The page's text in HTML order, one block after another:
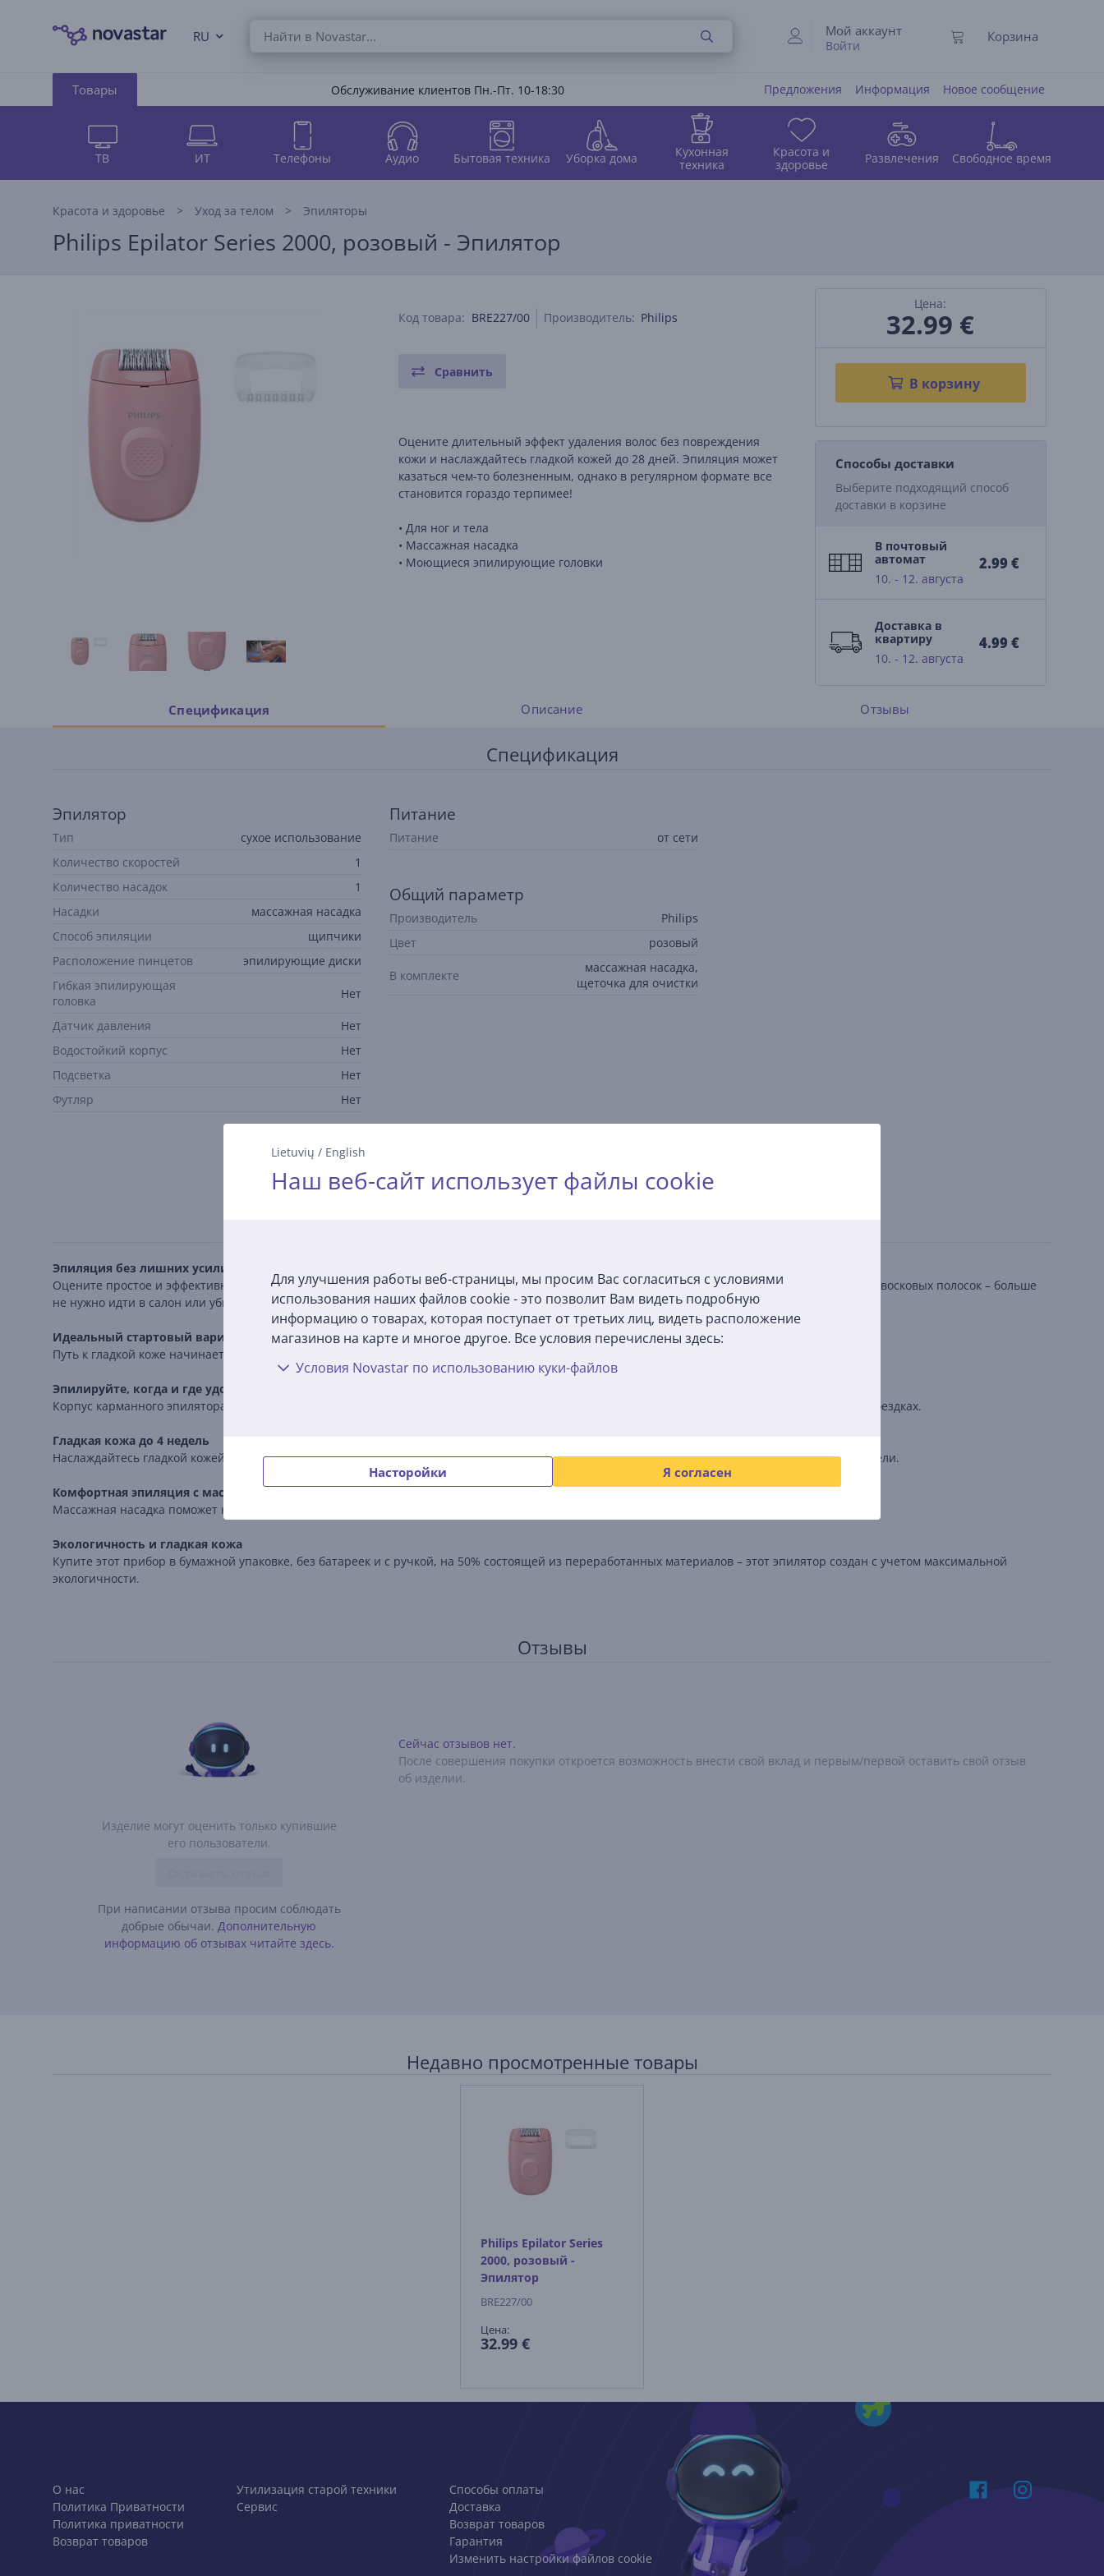
Lietuvių / English
Наш веб-сайт использует файлы cookie
Для улучшения работы веб-страницы, мы просим Вас согласиться с условиями
использования наших файлов cookie - это позволит Вам видеть подробную
информацию о товарах, которая поступает от третьих лиц, видеть расположение
магазинов на карте и многое другое. Все условия перечислены здесь:
Условия Novastar по использованию куки-файлов
Насторойки Я согласен
RU Мой аккаунт
Войти
Корзина
Товары Обслуживание клиентов Пн.-Пт. 10-18:30 Предложения Информация Новое сообщение
ТВ ИТ Телефоны Аудио Бытовая техника Уборка дома
Кухонная
техника
Красота и
здоровье
Развлечения Свободное время
Красота и здоровье Уход за телом Эпиляторы
Philips Epilator Series 2000, розовый - Эпилятор
Код товара: BRE227/00 Производитель: Philips
Сравнить
Оцените длительный эффект удаления волос без повреждения
кожи и наслаждайтесь гладкой кожей до 28 дней. Эпиляция может
казаться чем-то болезненным, однако в регулярном формате все
становится гораздо терпимее!
• Для ног и тела
• Массажная насадка
• Моющиеся эпилирующие головки
Цена:
32.99 €
В корзину
Способы доставки
Выберите подходящий способ
доставки в корзине
В почтовый
автомат
10. - 12. августа
2.99 €
Доставка в
квартиру
10. - 12. августа
4.99 €
Спецификация Описание Отзывы
Спецификация
Эпилятор
Тип
сухое использование
Количество скоростей
1
Количество насадок
1
Насадки
массажная насадка
Способ эпиляции
щипчики
Расположение пинцетов
эпилирующие диски
Гибкая эпилирующая
головка
Нет
Датчик давления
Нет
Водостойкий корпус
Нет
Подсветка
Нет
Футляр
Нет
Питание
Питание от сети
Общий параметр
Производитель
Philips
Цвет
розовый
В комплекте
массажная насадка,
щеточка для очистки
Эпиляция без лишних усилий
Оцените простое и эффективное удаление волос в домашних условиях с этим удобным эпилятором. Он захватывает волоски с эффективностью восковых полосок – больше
не нужно идти в салон или убирать после процедуры воск.
Идеальный стартовый вариант
Путь к гладкой коже начинается здесь. Подключите и обработайте – ничего сложного. Обработка обеих голеней займет всего 10 минут.
Эпилируйте, когда и где удобно Вам
Корпус карманного эпилятора не скользит в руке, поэтому он не только стильный, но и практичный – а также очень удобный в хранении и в поездках.
Гладкая кожа до 4 недель
Наслаждайтесь гладкой кожей в течение нескольких недель. Этот эпилятор поможет забыть о регулярных процедурах удаления волос на 4 недели.
Комфортная эпиляция с массажной насадкой
Массажная насадка поможет начинающим привыкнуть к эпиляции и обеспечит комфорт во время процедуры.
Экологичность и гладкая кожа
Купите этот прибор в бумажной упаковке, без батареек и с ручкой, на 50% состоящей из переработанных материалов – этот эпилятор создан с учетом максимальной
экологичности.
Отзывы
Изделие могут оценить только купившие
его пользователи.
При написании отзыва просим соблюдать
добрые обычаи.Дополнительную
информацию об отзывах читайте здесь.
Сейчас отзывов нет.
После совершения покупки откроется возможность внести свой вклад и первым/первой оставить свой отзыв
об изделии.
Недавно просмотренные товары
Philips Epilator Series
2000, розовый -
Эпилятор
BRE227/00
Цена:
32.99 €
О нас
Политика Приватности
Политика приватности
Возврат товаров
Утилизация старой техники
Сервис
Способы оплаты
Доставка
Возврат товаров
Гарантия
Изменить настройки файлов cookie